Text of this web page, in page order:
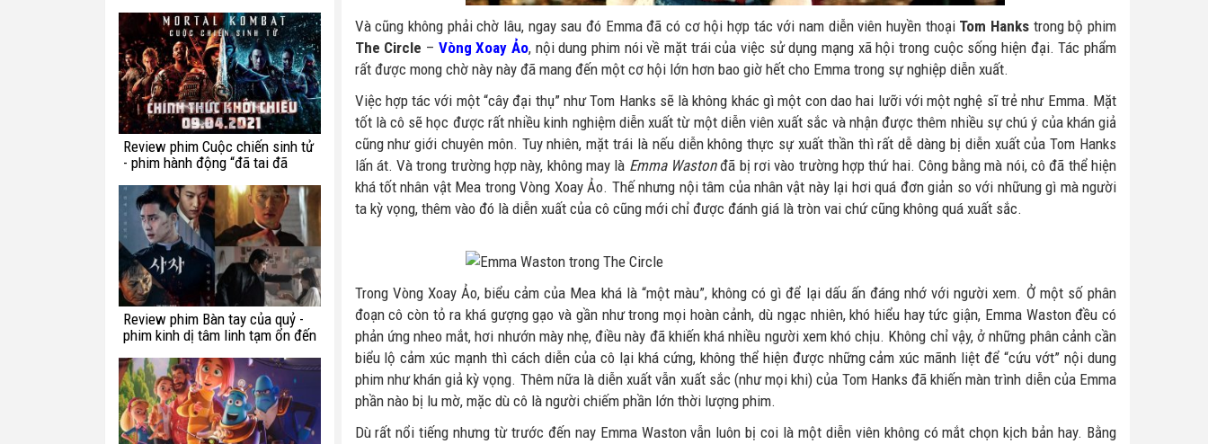
Review phim Cuộc chiến sinh tử
- phim hành động “đã tai đã
Review phim Bàn tay của quỷ -
phim kinh dị tâm linh tạm ổn đến
Và cũng không phải chờ lâu, ngay sau đó Emma đã có cơ hội hợp tác với nam diễn viên huyền thoại Tom Hanks trong bộ phim
The Circle – Vòng Xoay Ảo, nội dung phim nói về mặt trái của việc sử dụng mạng xã hội trong cuộc sống hiện đại. Tác phẩm
rất được mong chờ này này đã mang đến một cơ hội lớn hơn bao giờ hết cho Emma trong sự nghiệp diễn xuất.
Việc hợp tác với một “cây đại thụ” như Tom Hanks sẽ là không khác gì một con dao hai lưỡi với một nghệ sĩ trẻ như Emma. Mặt
tốt là cô sẽ học được rất nhiều kinh nghiệm diễn xuất từ một diễn viên xuất sắc và nhận được thêm nhiều sự chú ý của khán giả
cũng như giới chuyên môn. Tuy nhiên, mặt trái là nếu diễn không thực sự xuất thần thì rất dễ dàng bị diễn xuất của Tom Hanks
lấn át. Và trong trường hợp này, không may là Emma Wastonđã bị rơi vào trường hợp thứ hai. Công bằng mà nói, cô đã thể hiện
khá tốt nhân vật Mea trong Vòng Xoay Ảo. Thế nhưng nội tâm của nhân vật này lại hơi quá đơn giản so với nhữung gì mà người
ta kỳ vọng, thêm vào đó là diễn xuất của cô cũng mới chỉ được đánh giá là tròn vai chứ cũng không quá xuất sắc.
Trong Vòng Xoay Ảo, biểu cảm của Mea khá là “một màu”, không có gì để lại dấu ấn đáng nhớ với người xem. Ở một số phân
đoạn cô còn tỏ ra khá gượng gạo và gần như trong mọi hoàn cảnh, dù ngạc nhiên, khó hiểu hay tức giận, Emma Waston đều có
phản ứng nheo mắt, hơi nhướn mày nhẹ, điều này đã khiến khá nhiều người xem khó chịu. Không chỉ vậy, ở những phân cảnh cần
biểu lộ cảm xúc mạnh thì cách diễn của cô lại khá cứng, không thể hiện được những cảm xúc mãnh liệt để “cứu vớt” nội dung
phim như khán giả kỳ vọng. Thêm nữa là diễn xuất vẫn xuất sắc (như mọi khi) của Tom Hanks đã khiến màn trình diễn của Emma
phần nào bị lu mờ, mặc dù cô là người chiếm phần lớn thời lượng phim.
Dù rất nổi tiếng nhưng từ trước đến nay Emma Waston vẫn luôn bị coi là một diễn viên không có mắt chọn kịch bản hay. Bằng